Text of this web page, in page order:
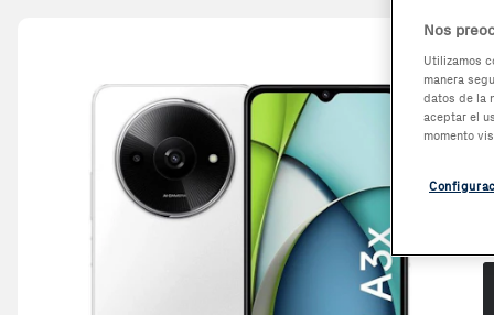
Nos
Utilizamos
manera
datos de la
aceptar el
momento